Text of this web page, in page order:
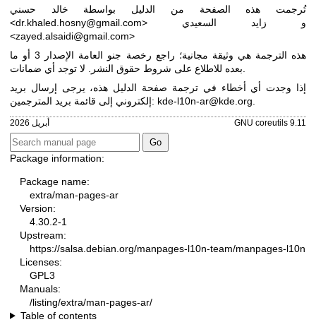
تُرجمت هذه الصفحة من الدليل بواسطة خالد حسني
<dr.khaled.hosny@gmail.com> و زايد السعيدي
<zayed.alsaidi@gmail.com>
هذه الترجمة هي وثيقة مجانية؛ راجع رخصة جنو العامة الإصدار 3
أو ما
إذا وجدت أي أخطاء في ترجمة صفحة الدليل هذه، يرجى إرسال بريد
إلكتروني إلى قائمة بريد المترجمين: kde-l10n-ar@kde.org.
أبريل 2026 GNU coreutils 9.11
Package information:
Package name:
extra/man-pages-ar
Version:
4.30.2-1
Upstream:
https://salsa.debian.org/manpages-l10n-team/manpages-l10n
Licenses:
GPL3
Manuals:
/listing/extra/man-pages-ar/
Table of contents